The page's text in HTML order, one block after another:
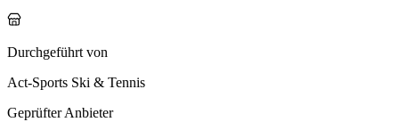
Durchgeführt von
Act-Sports Ski & Tennis
Geprüfter Anbieter